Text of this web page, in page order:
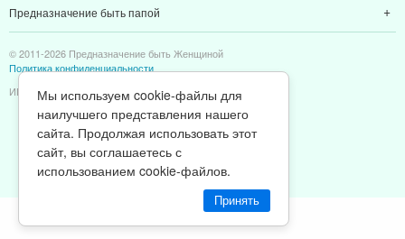
© 2011-2026 Предназначение быть Женщиной
ИП Валяев А. В. | ИНН 380111808709
Мы используем cookie-файлы для
наилучшего представления нашего
сайта. Продолжая использовать этот
сайт, вы соглашаетесь с
использованием cookie-файлов.
Принять